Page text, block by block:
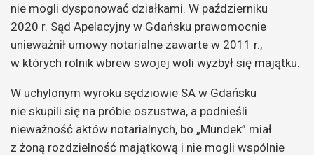
nie mogli dysponować działkami. W październiku
2020 r. Sąd Apelacyjny w Gdańsku prawomocnie
unieważnił umowy notarialne zawarte w 2011 r.,
w których rolnik wbrew swojej woli wyzbył się majątku.
W uchylonym wyroku sędziowie SA w Gdańsku
nie skupili się na próbie oszustwa, a podnieśli
nieważność aktów notarialnych, bo „Mundek” miał
z żoną rozdzielność majątkową i nie mogli wspólnie